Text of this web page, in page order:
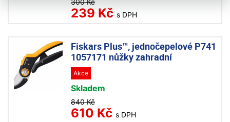
300 Kč
239 Kč s DPH
Fiskars Plus™, jednočepelové P741
1057171 nůžky zahradní
Akce
Skladem
840 Kč
610 Kč s DPH